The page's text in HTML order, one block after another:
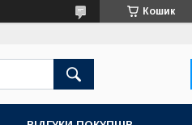
Кошик